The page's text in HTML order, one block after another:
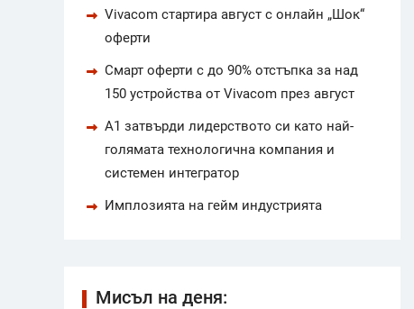
Vivacom стартира август с онлайн „Шок“
оферти
Смарт оферти с до 90% отстъпка за над
150 устройства от Vivacom през август
А1 затвърди лидерството си като най-
голямата технологична компания и
системен интегратор
Имплозията на гейм индустрията
Мисъл на деня: